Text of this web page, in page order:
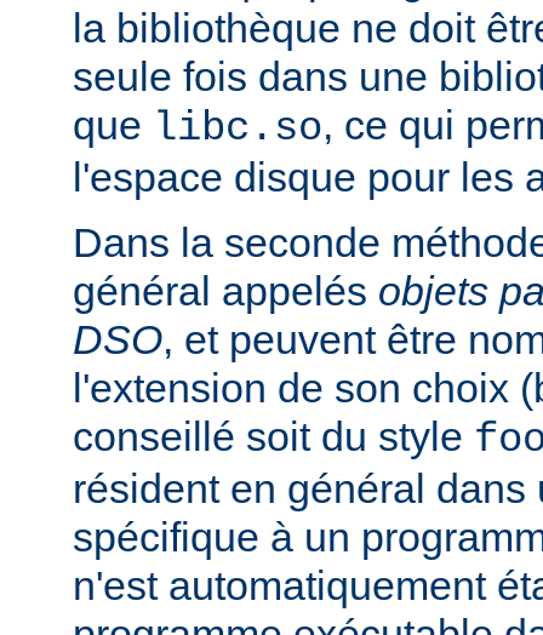
la bibliothèque ne doit
seule fois dans une
que libc.so, ce qui
l'espace disque pour les
Dans la seconde
général appelés objets
DSO, et peuvent être
l'extension de son choix
conseillé soit du style
résident en général dans
spécifique à un
n'est automatiquement